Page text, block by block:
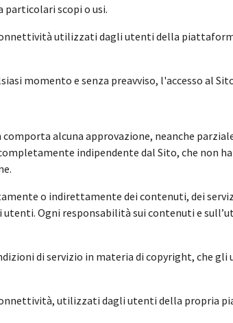
scopi o usi.
utilizzati dagli utenti della
momento e senza preavviso, l'accesso al
alcuna approvazione, neanche
indipendente dal Sito, che non
o indirettamente dei contenuti, dei
Ogni responsabilità sui contenuti e
di servizio in materia di copyright, che
utilizzati dagli utenti della propria